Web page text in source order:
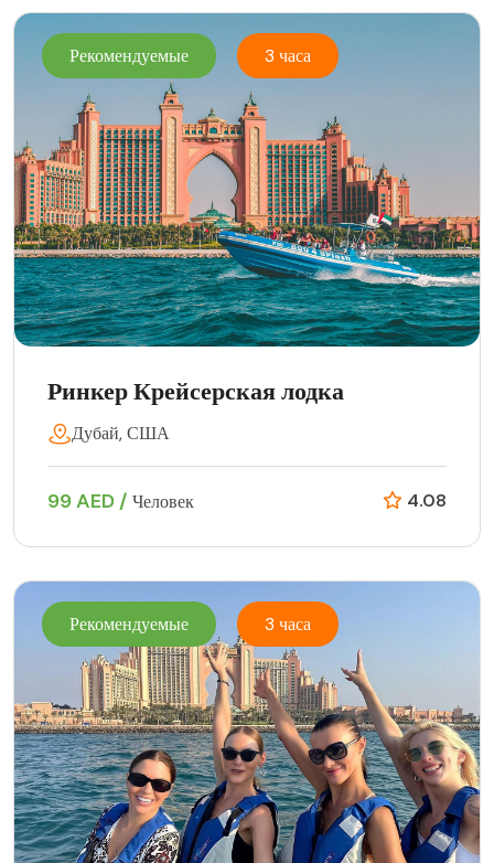
Рекомендуемые 3 часа
Ринкер Крейсерская лодка
Дубай, США
99 AED / Человек 4.08
Рекомендуемые 3 часа